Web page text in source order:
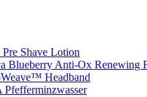
Shave Lotion
Blueberry Anti-Ox Renewing
Headband